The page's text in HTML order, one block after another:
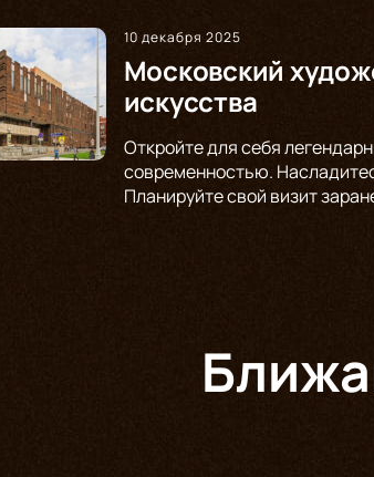
10 декабря 2025
Московский
искусства
Откройте для себя
современностью.
Планируйте свой визит